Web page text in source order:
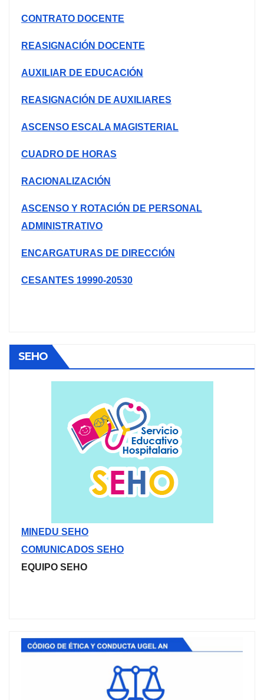
CONTRATO DOCENTE
REASIGNACIÓN DOCENTE
AUXILIAR DE EDUCACIÓN
REASIGNACIÓN DE AUXILIARES
ASCENSO ESCALA MAGISTERIAL
CUADRO DE HORAS
RACIONALIZACIÓN
ASCENSO Y ROTACIÓN DE PERSONAL
ADMINISTRATIVO
ENCARGATURAS DE DIRECCIÓN
CESANTES 19990-20530
SEHO
MINEDU SEHO
COMUNICADOS SEHO
EQUIPO SEHO